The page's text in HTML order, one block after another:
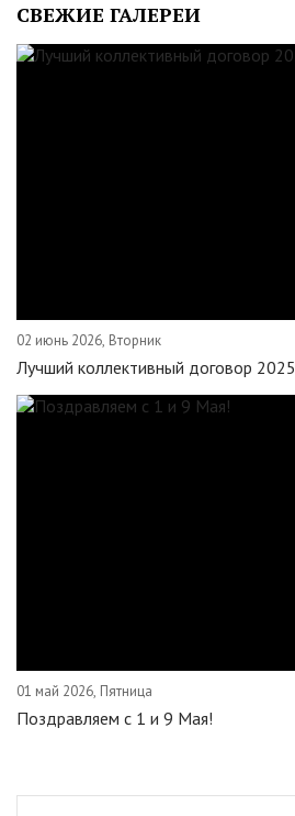
СВЕЖИЕ ГАЛЕРЕИ
02 июнь 2026, Вторник
Лучший коллективный договор 2025
01 май 2026, Пятница
Поздравляем c 1 и 9 Мая!